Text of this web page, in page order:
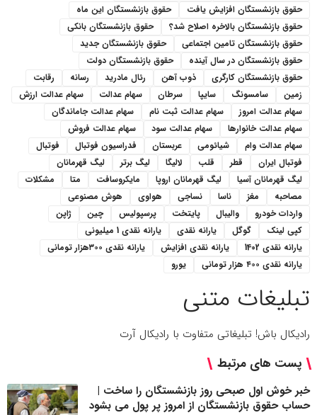
حقوق بازنشستگان افزایش یافت
حقوق بازنشستگان این ماه
حقوق بازنشستگان بالاخره اصلاح شد؟
حقوق بازنشستگان بانکی
حقوق بازنشستگان تامین اجتماعی
حقوق بازنشستگان جدید
حقوق بازنشستگان در سال آینده
حقوق بازنشستگان دولت
حقوق بازنشستگان کارگری
ذوب آهن رئال مادرید رسانه
رقابت
زمین
سامسونگ سایپا سرطان سهام عدالت
سهام عدالت ارزش
سهام عدالت امروز
سهام عدالت ثبت نام
سهام عدالت جاماندگان
سهام عدالت خانوارها
سهام عدالت سود
سهام عدالت فروش
سهام عدالت وام
شیائومی عربستان فدراسیون فوتبال
فوتبال
فوتبال ایران
قطر قلب لالیگا لیگ برتر
لیگ قهرمانان
لیگ قهرمانان آسیا
لیگ قهرمانان اروپا مایکروسافت متا
مشکلات
مصاحبه
مغز ناسا نساجی هواوی
هوش مصنوعی
واردات خودرو
والیبال پایتخت پرسپولیس چین
ژاپن
کپی لینک
گوگل یارانه نقدی
یارانه نقدی 1 میلیونی
یارانه نقدی 1402
یارانه نقدی افزایش
یارانه نقدی ۳۰۰هزار تومانی
یارانه نقدی ۴۰۰ هزار تومانی
یورو
تبلیغات متنی
رادیکال باش! تبلیغاتی متفاوت با رادیکال آرت
پست های مرتبط
خبر خوش اول صبحی روز بازنشستگان را ساخت |
حساب حقوق بازنشستگان از امروز پر پول می بشود